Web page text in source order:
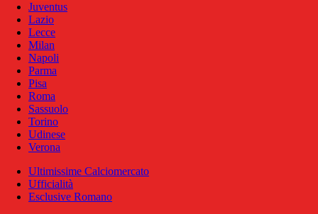
Juventus
Lazio
Lecce
Milan
Napoli
Parma
Pisa
Roma
Sassuolo
Torino
Udinese
Verona
Ultimissime Calciomercato
Ufficialità
Esclusive Romano